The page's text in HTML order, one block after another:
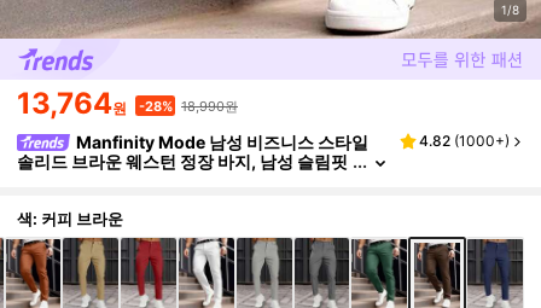
1/8
13,764원 -28% 18,990원
Manfinity Mode 남성 비즈니스 스타일
솔리드 브라운 웨스턴 정장 바지, 남성 슬림핏
4.82 (1000+)
색: 커피 브라운